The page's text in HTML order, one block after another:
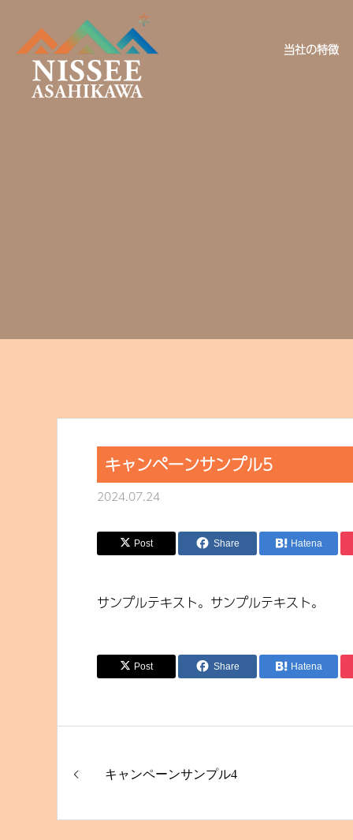
当社の特徴
キャンペーンサンプル5
2024.07.24
Post Share Hatena
サンプルテキスト。サンプルテキスト。
Post Share Hatena
キャンペーンサンプル4